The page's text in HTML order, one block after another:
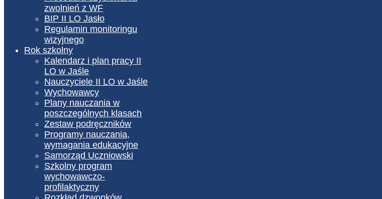
zwolnień z WF
BIP II LO Jasło
Regulamin monitoringu
wizyjnego
Rok szkolny
Kalendarz i plan pracy II
LO w Jaśle
Nauczyciele II LO w Jaśle
Wychowawcy
Plany nauczania w
poszczególnych klasach
Zestaw podręczników
Programy nauczania,
wymagania edukacyjne
Samorząd Uczniowski
Szkolny program
wychowawczo-
profilaktyczny